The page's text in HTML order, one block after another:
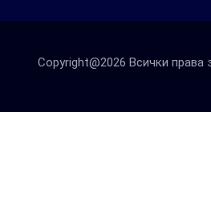
Copyright@2026 Всички права